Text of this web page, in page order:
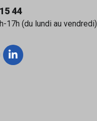
44
17h (du lundi au vendredi)